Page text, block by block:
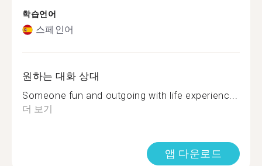
학습언어
스페인어
원하는 대화 상대
Someone fun and outgoing with life experienc...
더 보기
앱 다운로드